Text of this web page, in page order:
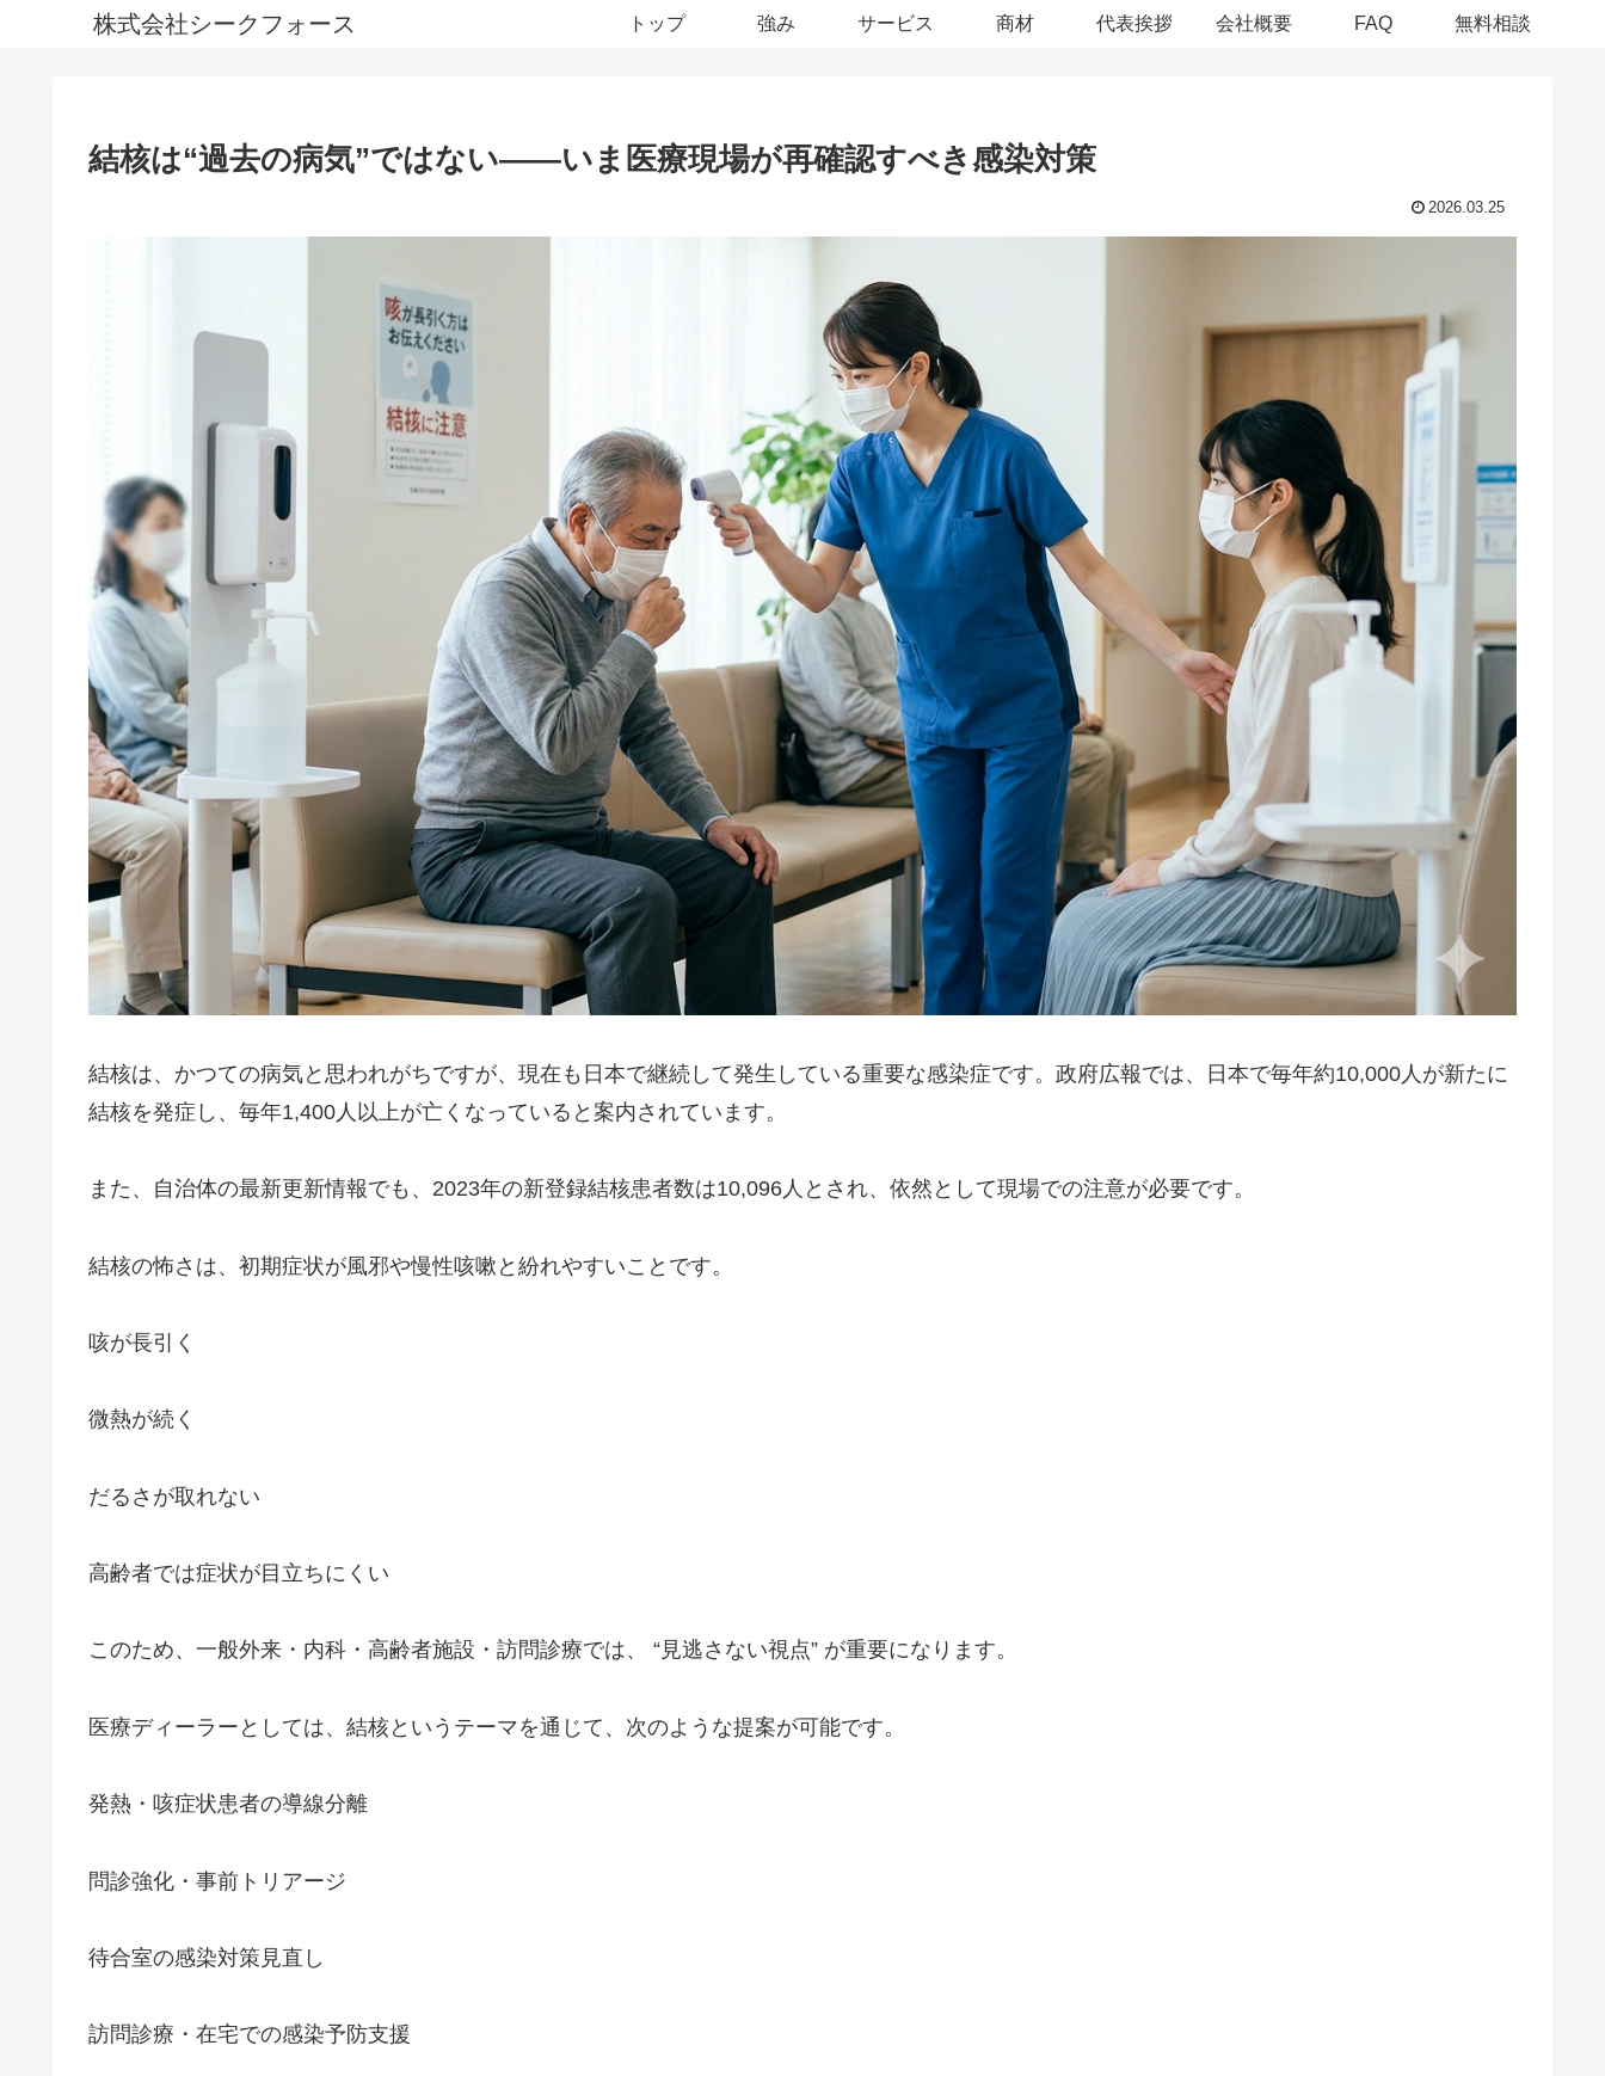
株式会社シークフォース トップ 強み サービス 商材 代表挨拶 会社概要 FAQ 無料相談
結核は“過去の病気”ではない――いま医療現場が再確認すべき感染対策
2026.03.25
結核は、かつての病気と思われがちですが、現在も日本で継続して発生している重要な感染症です。政府広報では、日本で毎年約10,000人が新たに
結核を発症し、毎年1,400人以上が亡くなっていると案内されています。
また、自治体の最新更新情報でも、2023年の新登録結核患者数は10,096人とされ、依然として現場での注意が必要です。
結核の怖さは、初期症状が風邪や慢性咳嗽と紛れやすいことです。
咳が長引く
微熱が続く
だるさが取れない
高齢者では症状が目立ちにくい
このため、一般外来・内科・高齢者施設・訪問診療では、 “見逃さない視点” が重要になります。
医療ディーラーとしては、結核というテーマを通じて、次のような提案が可能です。
発熱・咳症状患者の導線分離
問診強化・事前トリアージ
待合室の感染対策見直し
訪問診療・在宅での感染予防支援